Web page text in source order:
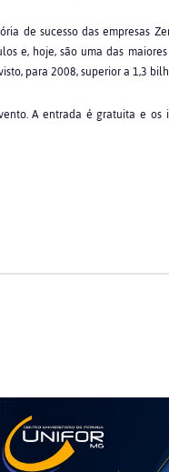
de sucesso das empresas
e, hoje, são uma das
para 2008, superior a 1,3
A entrada é gratuita e os